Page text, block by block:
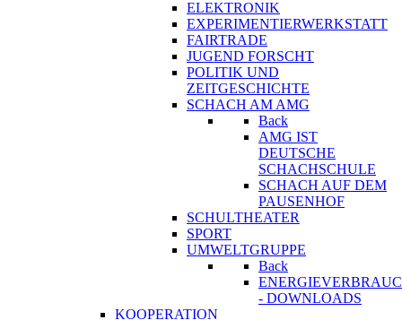
ELEKTRONIK
EXPERIMENTIERWERKSTATT
FAIRTRADE
JUGEND FORSCHT
POLITIK UND
ZEITGESCHICHTE
SCHACH AM AMG
Back
AMG IST
DEUTSCHE
SCHACHSCHULE
SCHACH AUF DEM
PAUSENHOF
SCHULTHEATER
SPORT
UMWELTGRUPPE
Back
- DOWNLOADS
KOOPERATION